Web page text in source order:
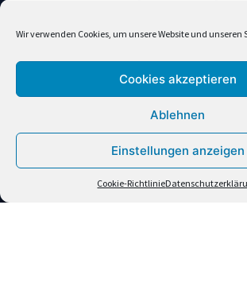
Wir verwenden Cookies, um unsere Website und unseren
Cookies akzeptieren
Ablehnen
Einstellungen anzeigen
Cookie-Richtlinie
Impressum
Barrierefreiheitserklärung